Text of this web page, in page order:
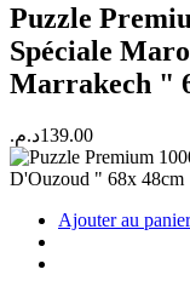
Puzzle
Spéciale
Marrakech "
139.00د.م.
Ajouter au panier